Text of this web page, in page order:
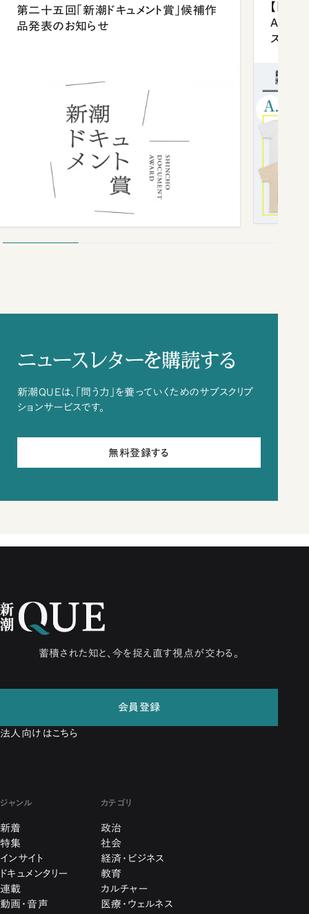
第二十五回「新潮ドキュメント賞」候補作
品発表のお知らせ
【「新
ズプレ
ニュースレターを購読する
新潮QUEは、「問う力」を養っていくためのサブスクリプ
ションサービスです。
無料登録する
蓄積された知と、今を捉え直す視点が交わる。
会員登録
法人向けはこちら
ジャンル
新着
特集
インサイト
ドキュメンタリー
連載
動画・音声
カテゴリ
政治
社会
経済・ビジネス
教育
カルチャー
医療・ウェルネス